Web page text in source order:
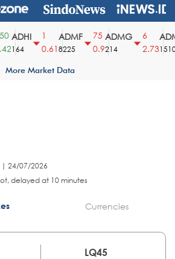
ADHI
164
0.61
ADMF
8225
75
0.9
ADMG
214
2.731510
More Market Data
| 24/07/2026
delayed at 10 minutes
Currencies
LQ45